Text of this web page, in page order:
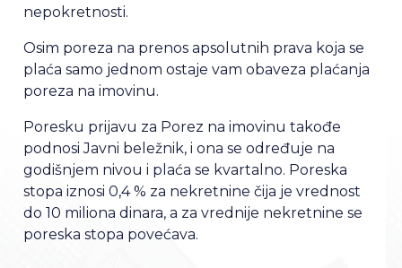
nepokretnosti.
Osim poreza na prenos apsolutnih prava koja se
plaća samo jednom ostaje vam obaveza plaćanja
poreza na imovinu.
Poresku prijavu za Porez na imovinu takođe
podnosi Javni beležnik, i ona se određuje na
godišnjem nivou i plaća se kvartalno. Poreska
stopa iznosi 0,4 % za nekretnine čija je vrednost
do 10 miliona dinara, a za vrednije nekretnine se
poreska stopa povećava.